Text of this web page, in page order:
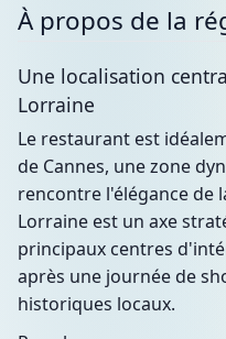
À propos de la
Une localisation
Lorraine
Le restaurant est
de Cannes, une zone
rencontre l'élégance de
Lorraine est un axe
principaux centres
après une journée de
historiques locaux.